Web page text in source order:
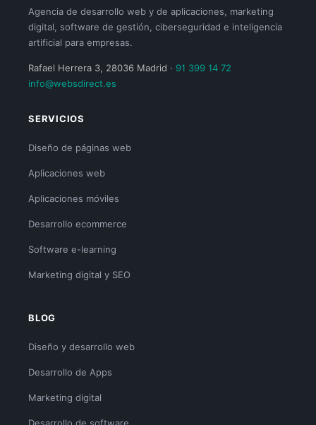
Agencia de desarrollo web y de aplicaciones, marketing
digital, software de gestión, ciberseguridad e inteligencia
artificial para empresas.
Rafael Herrera 3, 28036 Madrid · 91 399 14 72
info@websdirect.es
SERVICIOS
Diseño de páginas web
Aplicaciones web
Aplicaciones móviles
Desarrollo ecommerce
Software e-learning
Marketing digital y SEO
BLOG
Diseño y desarrollo web
Desarrollo de Apps
Marketing digital